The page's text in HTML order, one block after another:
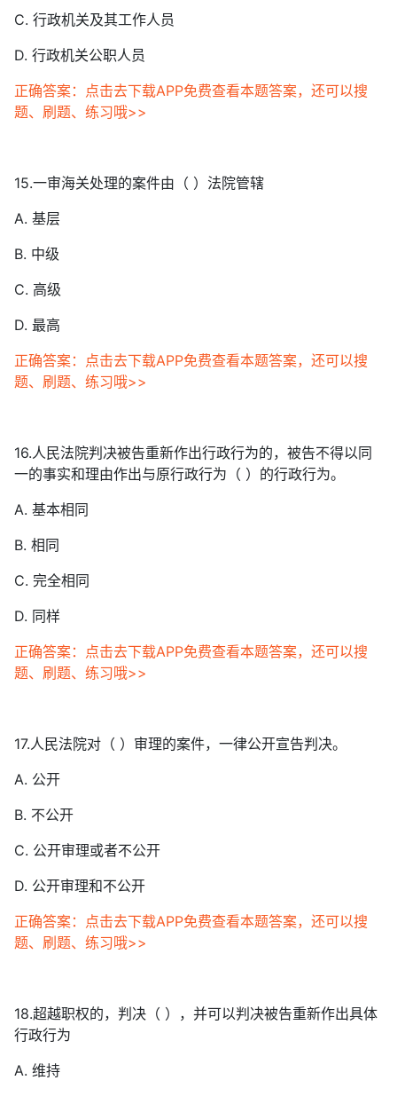
C. 行政机关及其工作人员
D. 行政机关公职人员
正确答案：点击去下载APP免费查看本题答案，还可以搜
题、刷题、练习哦>>
15.一审海关处理的案件由（ ）法院管辖
A. 基层
B. 中级
C. 高级
D. 最高
正确答案：点击去下载APP免费查看本题答案，还可以搜
题、刷题、练习哦>>
16.人民法院判决被告重新作出行政行为的，被告不得以同
一的事实和理由作出与原行政行为（ ）的行政行为。
A. 基本相同
B. 相同
C. 完全相同
D. 同样
正确答案：点击去下载APP免费查看本题答案，还可以搜
题、刷题、练习哦>>
17.人民法院对（ ）审理的案件，一律公开宣告判决。
A. 公开
B. 不公开
C. 公开审理或者不公开
D. 公开审理和不公开
正确答案：点击去下载APP免费查看本题答案，还可以搜
题、刷题、练习哦>>
18.超越职权的，判决（ ），并可以判决被告重新作出具体
行政行为
A. 维持